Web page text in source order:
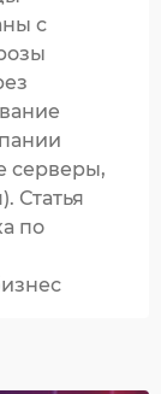
с
серверы,
Статья
по